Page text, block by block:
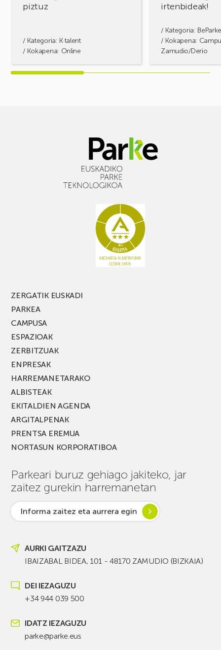
piztuz
/ Kategoria: K·talent
/ Kokapena: Online
irtenbideak!
/ Kategoria:
/ Kokapena:
Zamudio/Derio
ZERGATIK EUSKADI
PARKEA
CAMPUSA
ESPAZIOAK
ZERBITZUAK
ENPRESAK
HARREMANETARAKO
ALBISTEAK
EKITALDIEN AGENDA
ARGITALPENAK
PRENTSA EREMUA
NORTASUN KORPORATIBOA
Parkeari buruz gehiago jakiteko, jar
zaitez gurekin harremanetan
Informa zaitez eta aurrera egin
AURKI GAITZAZU
IBAIZABAL BIDEA, 101 - 48170 ZAMUDIO (BIZKAIA)
DEI IEZAGUZU
+34 944 039 500
IDATZ IEZAGUZU
parke@parke.eus